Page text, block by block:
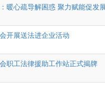
暖心疏导解困惑 聚力赋能促发
开展送法进企业活动
职工法律援助工作站正式揭牌